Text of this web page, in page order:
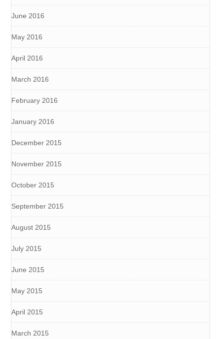
June 2016
May 2016
April 2016
March 2016
February 2016
January 2016
December 2015
November 2015
October 2015
September 2015
August 2015
July 2015
June 2015
May 2015
April 2015
March 2015